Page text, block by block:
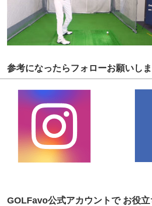
参考になったらフォローお願いしま
GOLFavo公式アカウントで お役立